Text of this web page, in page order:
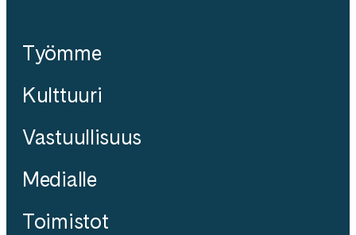
Työmme
Kulttuuri
Vastuullisuus
Medialle
Toimistot